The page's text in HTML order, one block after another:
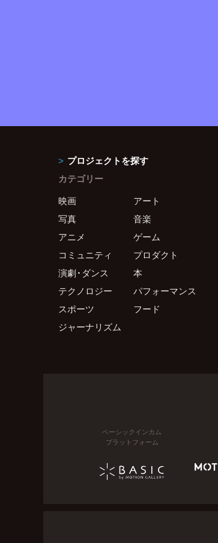
プロジェクトを探す
カテゴリー
映画
アート
写真
音楽
アニメ
ゲーム
コミュニティ
プロダクト
演劇・ダンス
本
テクノロジー
パフォーマンス
スポーツ
フード
ジャーナリズム
ベーシックインカム
プラットフォーム